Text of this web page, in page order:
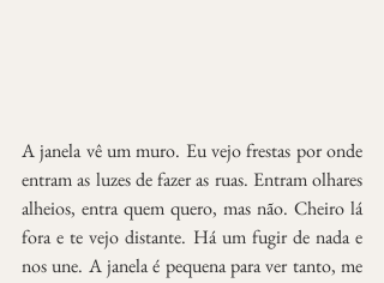
A janela vê um muro. Eu vejo frestas por onde
entram as luzes de fazer as ruas. Entram olhares
alheios, entra quem quero, mas não. Cheiro lá
fora e te vejo distante. Há um fugir de nada e
nos une. A janela é pequena para ver tanto, me